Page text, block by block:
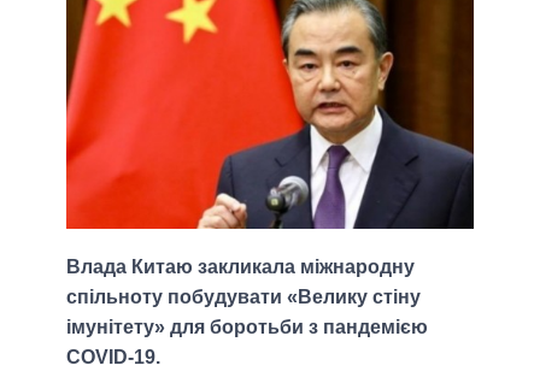
Влада Китаю закликала міжнародну
спільноту побудувати «Велику стіну
імунітету» для боротьби з пандемією
COVID-19.